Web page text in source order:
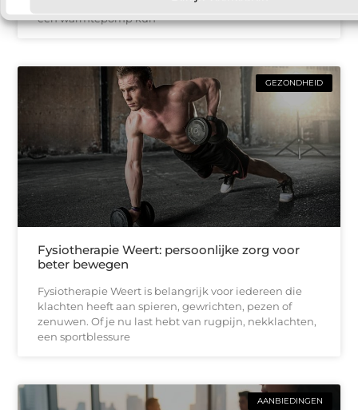
de populairste oplossingen is een warmtepomp. Met
een warmtepomp kun
GEZONDHEID
Fysiotherapie Weert: persoonlijke zorg voor
beter bewegen
Fysiotherapie Weert is belangrijk voor iedereen die
klachten heeft aan spieren, gewrichten, pezen of
zenuwen. Of je nu last hebt van rugpijn, nekklachten,
een sportblessure
AANBIEDINGEN